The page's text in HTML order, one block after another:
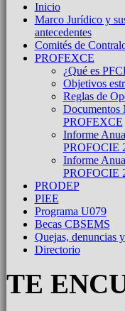
Inicio
Marco Jurídico y
antecedentes
Comités de
PROFEXCE
¿Qué es
Objetivos
Reglas de
Documentos
PROFEXCE
Informe
PROFOCIE
Informe
PROFOCIE
PRODEP
PIEE
Programa U079
Becas CBSEMS
Quejas, denuncias
Directorio
TE